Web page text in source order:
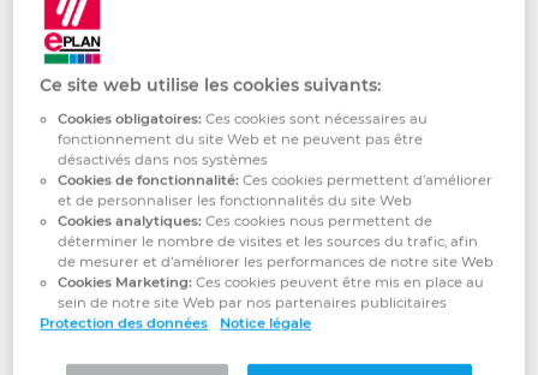
HOME
A PROPOS DE CE BLOG
Ce site web utilise les cookies suivants:
Cookies obligatoires: Ces cookies sont nécessaires au
fonctionnement du site Web et ne peuvent pas être
désactivés dans nos systèmes
Cookies de fonctionnalité: Ces cookies permettent d’améliorer
et de personnaliser les fonctionnalités du site Web
Cookies analytiques: Ces cookies nous permettent de
déterminer le nombre de visites et les sources du trafic, afin
de mesurer et d’améliorer les performances de notre site Web
Cookies Marketing: Ces cookies peuvent être mis en place au
sein de notre site Web par nos partenaires publicitaires
Protection des données Notice légale